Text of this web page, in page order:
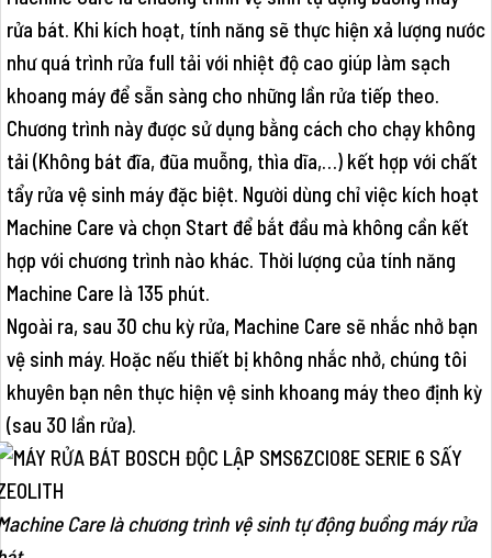
rửa bát. Khi kích hoạt, tính năng sẽ thực hiện xả lượng nước
như quá trình rửa full tải với nhiệt độ cao giúp làm sạch
khoang máy để sẵn sàng cho những lần rửa tiếp theo.
Chương trình này được sử dụng bằng cách cho chạy không
tải (Không bát đĩa, đũa muỗng, thìa dĩa,…) kết hợp với chất
tẩy rửa vệ sinh máy đặc biệt. Người dùng chỉ việc kích hoạt
Machine Care và chọn Start để bắt đầu mà không cần kết
hợp với chương trình nào khác. Thời lượng của tính năng
Machine Care là 135 phút.
Ngoài ra, sau 30 chu kỳ rửa, Machine Care sẽ nhắc nhở bạn
vệ sinh máy. Hoặc nếu thiết bị không nhắc nhở, chúng tôi
khuyên bạn nên thực hiện vệ sinh khoang máy theo định kỳ
(sau 30 lần rửa).
Care là chương trình vệ sinh tự động buồng máy rửa